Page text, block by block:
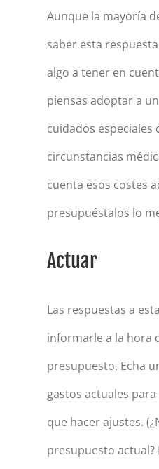
Aunque la mayoría
saber esta
algo a tener en
piensas adoptar a
cuidados especiales
circunstancias
cuenta esos costes
presupuéstalos lo
Actuar
Las respuestas a
informarle a la hora
presupuesto. Echa
gastos actuales
que hacer ajustes.
presupuesto actual?